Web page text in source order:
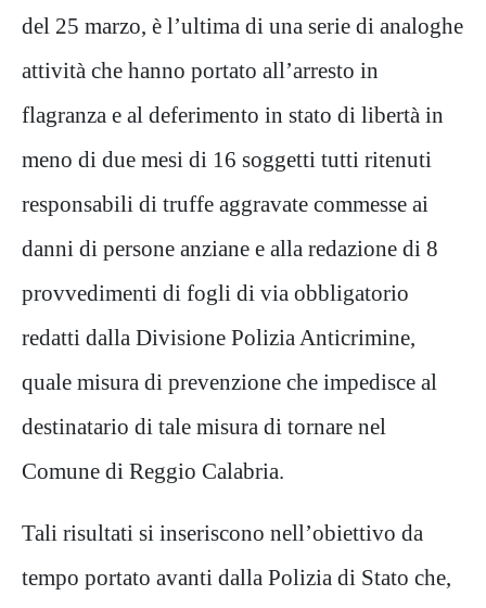
del 25 marzo, è l’ultima di una serie di analoghe
attività che hanno portato all’arresto in
flagranza e al deferimento in stato di libertà in
meno di due mesi di 16 soggetti tutti ritenuti
responsabili di truffe aggravate commesse ai
danni di persone anziane e alla redazione di 8
provvedimenti di fogli di via obbligatorio
redatti dalla Divisione Polizia Anticrimine,
quale misura di prevenzione che impedisce al
destinatario di tale misura di tornare nel
Comune di Reggio Calabria.
Tali risultati si inseriscono nell’obiettivo da
tempo portato avanti dalla Polizia di Stato che,